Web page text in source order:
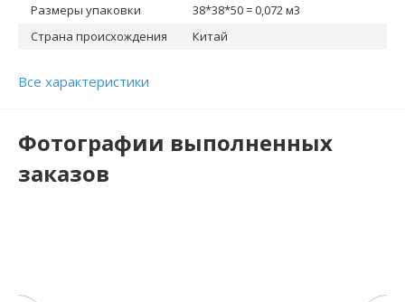
Размеры упаковки
38*38*50 = 0,072 м3
Страна происхождения
Китай
Все характеристики
Фотографии выполненных
заказов